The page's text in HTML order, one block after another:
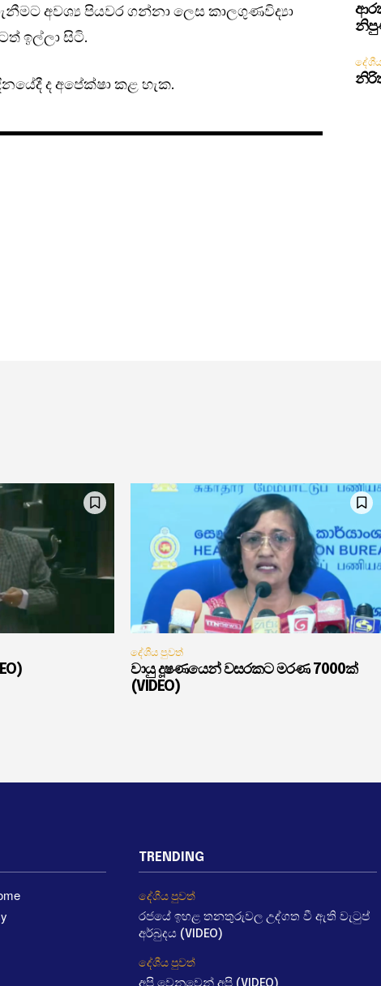
අවශ්‍ය පියවර ගන්නා ලෙස කාලගුණවිද්‍යා
ඉල්ලා සිටි.
ද අපේක්ෂා කළ හැක.
දේශීය පුවත්
වායු දූෂණයෙන් වසරකට මරණ 7000ක්
(VIDEO)
TRENDING
දේශීය පුවත්
රජයේ ඉහළ තනතුරුවල උද්ගත වී ඇති වැටුප්
අර්බුදය (VIDEO)
දේශීය පුවත්